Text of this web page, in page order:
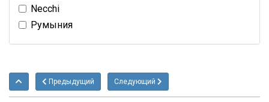
Necchi
Румыния
Предыдущий Следующий